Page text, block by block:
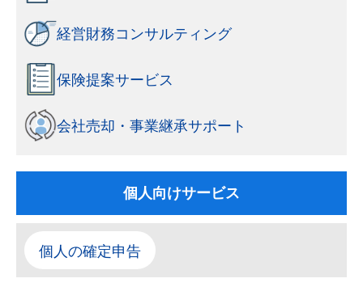
経営財務コンサルティング
保険提案サービス
会社売却・事業継承サポート
個人向けサービス
個人の確定申告